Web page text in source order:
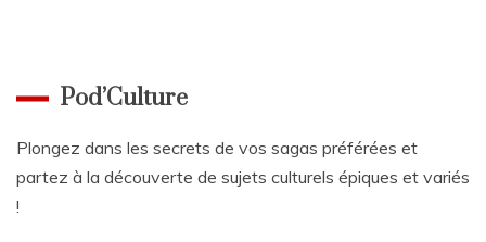
Pod’Culture
Plongez dans les secrets de vos sagas préférées et
partez à la découverte de sujets culturels épiques et variés
!